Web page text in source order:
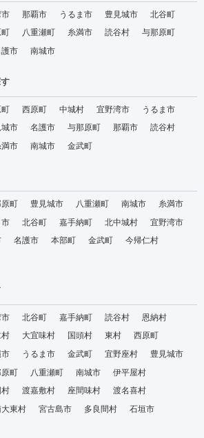
那覇市 うるま市 豊見城市
北谷町
八重瀬町 糸満市 読谷村
与那原町
市 南城市
西原町 中城村 宜野湾市
うるま市
城市 名護市 与那原町 那覇市
読谷村
満市 南城市 金武町
町 豊見城市 八重瀬町 南城市
糸満市
市 北谷町 嘉手納町 北中城村
宜野湾市
名護市 本部町 金武町
今帰仁村
北谷町 嘉手納町 読谷村
恩納村
大宜味村 国頭村 東村
西原町
うるま市 金武町 宜野座村
豊見城市
町 八重瀬町 南城市
伊平屋村
渡嘉敷村 座間味村
渡名喜村
東村 宮古島市 多良間村
石垣市